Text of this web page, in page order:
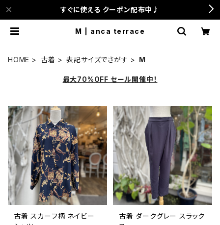
すぐに使える クーポン配布中♪
M | anca terrace
HOME 古着 表記サイズでさがす M
最大70%OFF セール開催中！
古着 スカーフ柄 ネイビー
古着 ダークグレー スラック